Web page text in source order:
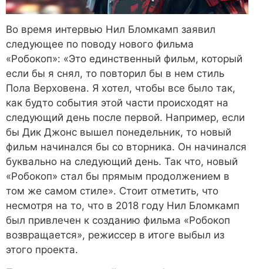
Во время интервью Нил Бломкамп заявил
следующее по поводу нового фильма
«Робокоп»: «Это единственный фильм, который
если бы я снял, то повторил бы в нем стиль
Пола Верховена. Я хотел, чтобы все было так,
как будто события этой части происходят на
следующий день после первой. Например, если
бы Дик Джонс вышел понедельник, то новый
фильм начинался бы со вторника. Он начинался
буквально на следующий день. Так что, новый
«Робокоп» стал бы прямым продолжением в
том же самом стиле». Стоит отметить, что
несмотря на то, что в 2018 году Нил Бломкамп
был привлечен к созданию фильма «Робокоп
возвращается», режиссер в итоге выбыл из
этого проекта.